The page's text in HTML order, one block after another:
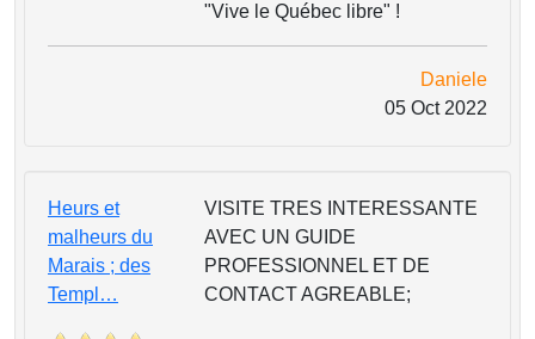
"Vive le Québec libre" !
Daniele
05 Oct 2022
Heurs et
malheurs du
Marais ; des
Templ…
VISITE TRES INTERESSANTE
AVEC UN GUIDE
PROFESSIONNEL ET DE
CONTACT AGREABLE;